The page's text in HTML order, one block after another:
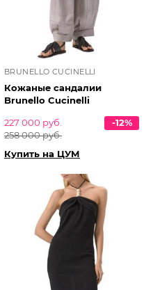
BRUNELLO CUCINELLI
Кожаные сандалии
Brunello Cucinelli
227 000 руб.
258 000 руб.
-12%
Купить на ЦУМ